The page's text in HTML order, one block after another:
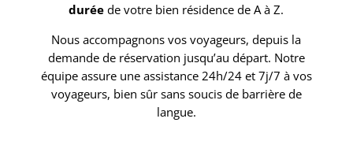
durée de votre bien résidence de A à Z.
Nous accompagnons vos voyageurs, depuis la
demande de réservation jusqu’au départ. Notre
équipe assure une assistance 24h/24 et 7j/7 à vos
voyageurs, bien sûr sans soucis de barrière de
langue.